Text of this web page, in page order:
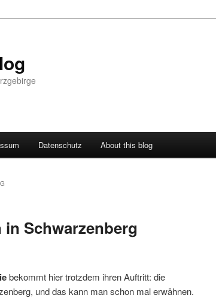
Datenschutz About this blog
Schwarzenberg
bekommt hier trotzdem ihren Auftritt: die
und das kann man schon mal erwähnen.